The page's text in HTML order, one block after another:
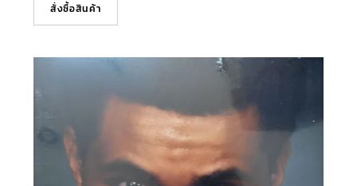
สั่งซื้อสินค้า